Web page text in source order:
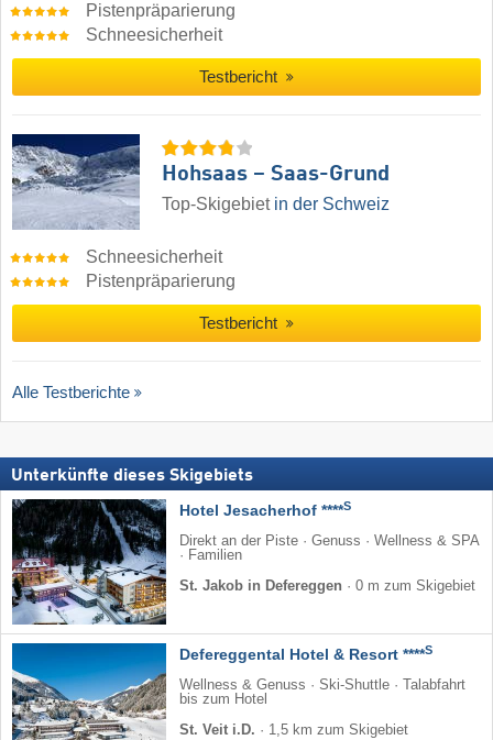
Pistenpräparierung
Schneesicherheit
Testbericht
Hohsaas – Saas-Grund
Top-Skigebiet in der Schweiz
Schneesicherheit
Pistenpräparierung
Testbericht
Alle Testberichte
Unterkünfte dieses Skigebiets
Hotel Jesacherhof ****S
Direkt an der Piste · Genuss · Wellness & SPA
· Familien
St. Jakob in Defereggen · 0 m zum Skigebiet
Defereggental Hotel & Resort ****S
Wellness & Genuss · Ski-Shuttle · Talabfahrt
bis zum Hotel
St. Veit i.D. · 1,5 km zum Skigebiet